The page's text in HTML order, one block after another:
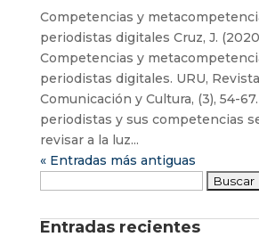
Competencias y
periodistas digitales Cruz, J.
Competencias y
periodistas digitales. URU,
Comunicación y Cultura, (3), 54-
periodistas y sus competencias
revisar a la luz...
« Entradas más antiguas
Entradas recientes